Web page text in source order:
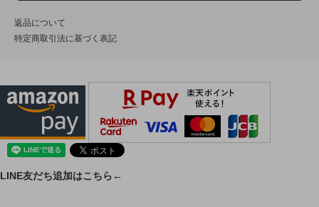
返品について
特定商取引法に基づく表記
LINE友だち追加はこちら←